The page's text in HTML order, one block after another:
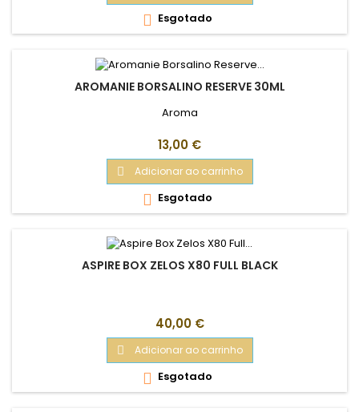
 Esgotado
AROMANIE BORSALINO RESERVE 30ML
Aroma
Preço
13,00 €
 Adicionar ao carrinho
 Esgotado
ASPIRE BOX ZELOS X80 FULL BLACK
Preço
40,00 €
 Adicionar ao carrinho
 Esgotado